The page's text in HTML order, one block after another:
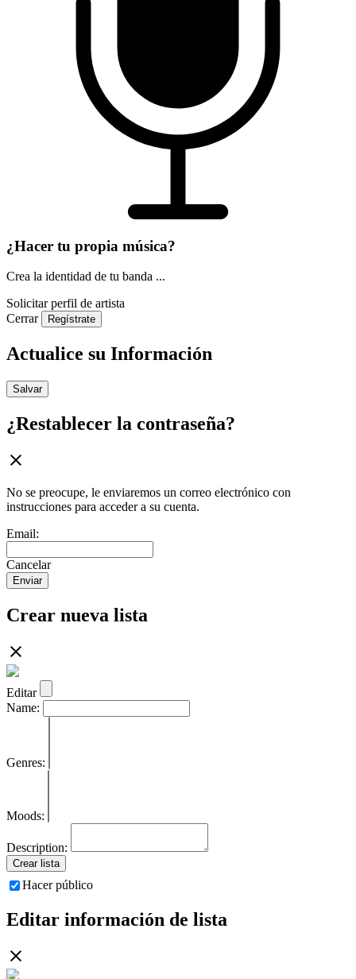
¿Hacer tu propia música?
Crea la identidad de tu banda ...
Solicitar perfil de artista
Cerrar
Regístrate
Actualice su Información
Salvar
¿Restablecer la contraseña?
No se preocupe, le enviaremos un correo electrónico con
instrucciones para acceder a su cuenta.
Email:
Cancelar
Enviar
Crear nueva lista
Editar
Name:
Genres:
Moods:
Description:
Crear lista
Hacer público
Editar información de lista